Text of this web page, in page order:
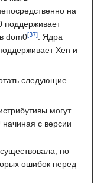
на
поддерживает
dom0
. Ядра
Xen и
следующие
могут
начиная с версии
существовала, но
ошибок перед